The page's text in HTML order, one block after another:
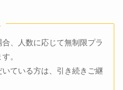
、人数に応じて無制限プラ
。
ている方は、引き続きご継